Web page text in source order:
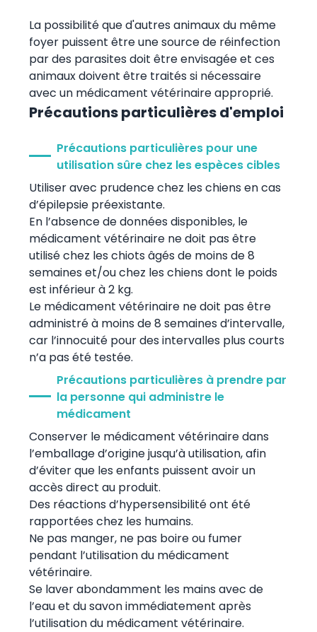
La possibilité que d'autres animaux du même
foyer puissent être une source de réinfection
par des parasites doit être envisagée et ces
animaux doivent être traités si nécessaire
avec un médicament vétérinaire approprié.
Précautions particulières d'emploi
Précautions particulières pour une
utilisation sûre chez les espèces cibles
Utiliser avec prudence chez les chiens en cas
d’épilepsie préexistante.
En l’absence de données disponibles, le
médicament vétérinaire ne doit pas être
utilisé chez les chiots âgés de moins de 8
semaines et/ou chez les chiens dont le poids
est inférieur à 2 kg.
Le médicament vétérinaire ne doit pas être
administré à moins de 8 semaines d’intervalle,
car l’innocuité pour des intervalles plus courts
n’a pas été testée.
Précautions particulières à prendre par
la personne qui administre le
médicament
Conserver le médicament vétérinaire dans
l’emballage d’origine jusqu’à utilisation, afin
d’éviter que les enfants puissent avoir un
accès direct au produit.
Des réactions d’hypersensibilité ont été
rapportées chez les humains.
Ne pas manger, ne pas boire ou fumer
pendant l’utilisation du médicament
vétérinaire.
Se laver abondamment les mains avec de
l’eau et du savon immédiatement après
l’utilisation du médicament vétérinaire.